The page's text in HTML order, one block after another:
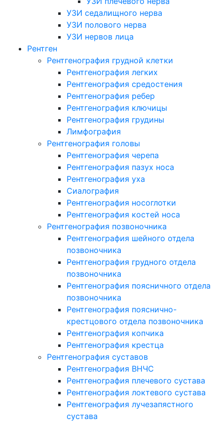
УЗИ седалищного нерва
УЗИ полового нерва
УЗИ нервов лица
Рентген
Рентгенография грудной клетки
Рентгенография легких
Рентгенография средостения
Рентгенография ребер
Рентгенография ключицы
Рентгенография грудины
Лимфография
Рентгенография головы
Рентгенография черепа
Рентгенография пазух носа
Рентгенография уха
Сиалография
Рентгенография носоглотки
Рентгенография костей носа
Рентгенография позвоночника
Рентгенография шейного отдела
позвоночника
Рентгенография грудного отдела
позвоночника
Рентгенография поясничного отдела
позвоночника
Рентгенография пояснично-
крестцового отдела позвоночника
Рентгенография копчика
Рентгенография крестца
Рентгенография суставов
Рентгенография ВНЧС
Рентгенография плечевого сустава
Рентгенография локтевого сустава
Рентгенография лучезапястного
сустава